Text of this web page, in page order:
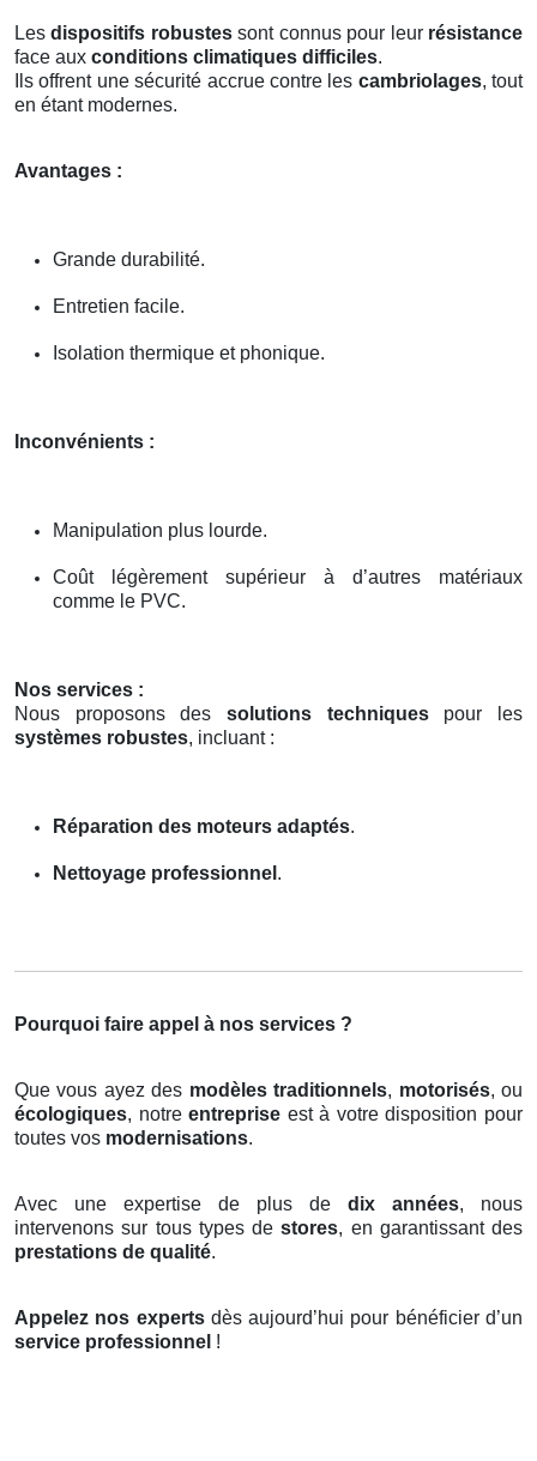
Lesdispositifs robustessont connus pour leur résistance
face aux conditions climatiques difficiles.
Ils offrent une sécurité accrue contre les cambriolages, tout
en étant modernes.
Avantages :
Grande durabilité.
Entretien facile.
Isolation thermique et phonique.
Inconvénients :
Manipulation plus lourde.
Coût légèrement supérieur à d’autres matériaux
comme le PVC.
Nos services :
Nous proposons des solutions techniquespour les
systèmes robustes, incluant :
Réparation des moteurs adaptés.
Nettoyage professionnel .
Pourquoi faire appel à nos services ?
Que vous ayez des modèles traditionnels, motorisés, ou
écologiques, notreentreprise est à votre disposition pour
toutes vos modernisations.
Avec une expertise de plus de dix années, nous
intervenons sur tous types destores, en garantissant des
prestations de qualité.
Appelez nos expertsdès aujourd’hui pour bénéficier d’un
service professionnel !